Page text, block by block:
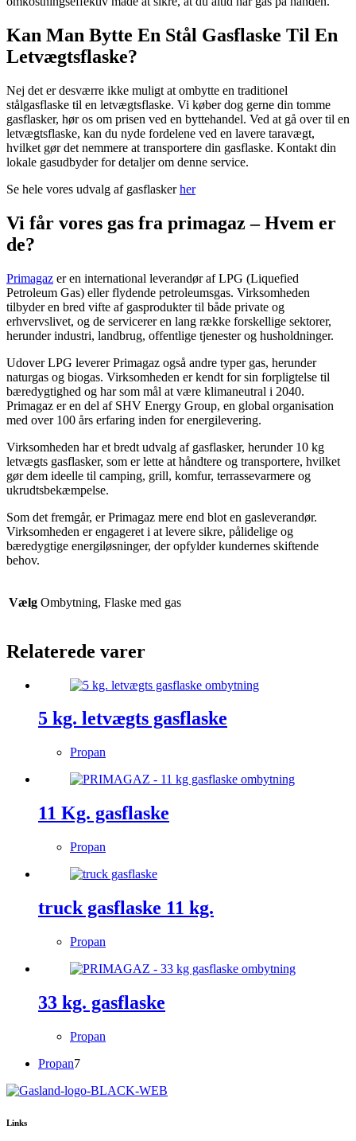
Kan Man Bytte En Stål Gasflaske Til En
Letvægtsflaske?
Nej det er desværre ikke muligt at ombytte en traditionel
stålgasflaske til en letvægtsflaske. Vi køber dog gerne din tomme
gasflasker, hør os om prisen ved en byttehandel. Ved at gå over til en
letvægtsflaske, kan du nyde fordelene ved en lavere taravægt,
hvilket gør det nemmere at transportere din gasflaske. Kontakt din
lokale gasudbyder for detaljer om denne service.
Se hele vores udvalg af gasflaskerher
Vi får vores gas fra primagaz – Hvem er
de?
Primagaz er en international leverandør af LPG (Liquefied
Petroleum Gas) eller flydende petroleumsgas. Virksomheden
tilbyder en bred vifte af gasprodukter til både private og
erhvervslivet, og de servicerer en lang række forskellige sektorer,
herunder industri, landbrug, offentlige tjenester og husholdninger.
Udover LPG leverer Primagaz også andre typer gas, herunder
naturgas og biogas. Virksomheden er kendt for sin forpligtelse til
bæredygtighed og har som mål at være klimaneutral i 2040.
Primagaz er en del af SHV Energy Group, en global organisation
med over 100 års erfaring inden for energilevering.
Virksomheden har et bredt udvalg af gasflasker, herunder 10 kg
letvægts gasflasker, som er lette at håndtere og transportere, hvilket
gør dem ideelle til camping, grill, komfur, terrassevarmere og
ukrudtsbekæmpelse.
Som det fremgår, er Primagaz mere end blot en gasleverandør.
Virksomheden er engageret i at levere sikre, pålidelige og
bæredygtige energiløsninger, der opfylder kundernes skiftende
behov.
Vælg Ombytning, Flaske med gas
Relaterede varer
5 kg. letvægts gasflaske
Propan
11 Kg. gasflaske
Propan
truck gasflaske 11 kg.
Propan
33 kg. gasflaske
Propan
Propan77
Links